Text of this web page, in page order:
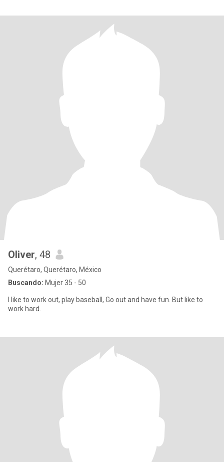
Oliver, 48
Querétaro, Querétaro, México
Buscando: Mujer 35 - 50
I like to work out, play baseball, Go out and have fun. But like to
work hard.